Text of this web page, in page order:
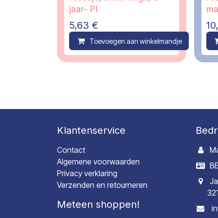
jaar- PI
5,63 €
Toevoegen aan winkelmandje
Klantenservice
Contact
Algemene voorwaarden
Privacy verklaring
Verzenden en retourneren
Meteen shoppen!